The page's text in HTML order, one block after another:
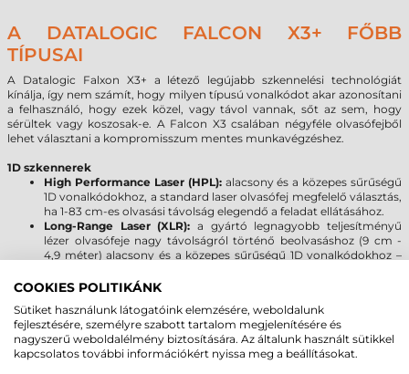
A DATALOGIC FALCON X3+ FŐBB
TÍPUSAI
A Datalogic Falxon X3+ a létező legújabb szkennelési technológiát
kínálja, így nem számít, hogy milyen típusú vonalkódot akar azonosítani
a felhasználó, hogy ezek közel, vagy távol vannak, sőt az sem, hogy
sérültek vagy koszosak-e. A Falcon X3 csalában négyféle olvasófejből
lehet választani a kompromisszum mentes munkavégzéshez.
1D szkennerek
High Performance Laser (HPL): alacsony és a közepes sűrűségű
1D vonalkódokhoz, a standard laser olvasófej megfelelő választás,
ha 1-83 cm-es olvasási távolság elegendő a feladat ellátásához.
Long-Range Laser (XLR): a gyártó legnagyobb teljesítményű
lézer olvasófeje nagy távolságról történő beolvasáshoz (9 cm -
4,9 méter) alacsony és a közepes sűrűségű 1D vonalkódokhoz –
kódokhoz.
2D imagerek
Standard Imager:alacsony/közepes sűrűségű 1D/2D kódok
tetszőleges irányból való beolvasásához, 2-60 cm-es távolságból.
COOKIES POLITIKÁNK
Sütiket használunk látogatóink elemzésére, weboldalunk
fejlesztésére, személyre szabott tartalom megjelenítésére és
nagyszerű weboldalélmény biztosítására. Az általunk használt sütikkel
kapcsolatos további információkért nyissa meg a beállításokat.